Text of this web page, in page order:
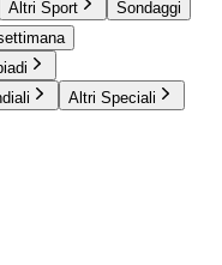
Altri Sport
Sondaggi
Altri Speciali